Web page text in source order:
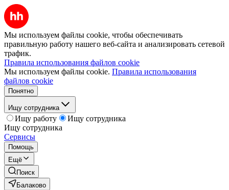
Мы используем файлы cookie, чтобы обеспечивать
правильную работу нашего веб-сайта и анализировать сетевой
трафик.
Правила использования файлов cookie
Мы используем файлы cookie. Правила использования
файлов cookie
Понятно
Ищу сотрудника
Ищу работу
Ищу сотрудника
Ищу сотрудника
Сервисы
Помощь
Ещё
Поиск
Балаково